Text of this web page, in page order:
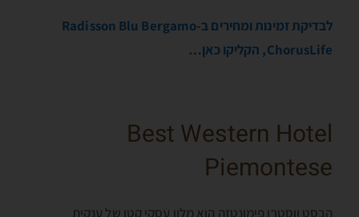
לבדיקת זמינות ומחירים ב-Radisson Blu Bergamo
ChorusLife, הקליקו כאן…
Best Western Hotel
Piemontese
הבסט ווסטרן פימונטזה הוא מלון עסקי קטן של ענקית